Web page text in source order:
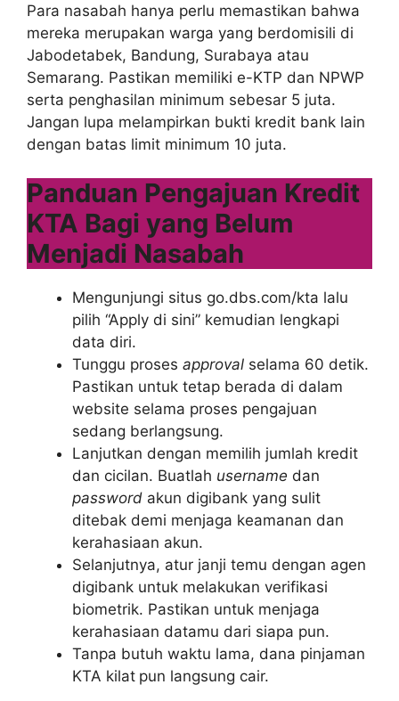
Para nasabah hanya perlu memastikan bahwa
mereka merupakan warga yang berdomisili di
Jabodetabek, Bandung, Surabaya atau
Semarang. Pastikan memiliki e-KTP dan NPWP
serta penghasilan minimum sebesar 5 juta.
Jangan lupa melampirkan bukti kredit bank lain
dengan batas limit minimum 10 juta.
Panduan Pengajuan Kredit
KTA Bagi yang Belum
Menjadi Nasabah
Mengunjungi situs go.dbs.com/kta lalu
pilih “Apply di sini” kemudian lengkapi
data diri.
Tunggu proses approval selama 60 detik.
Pastikan untuk tetap berada di dalam
website selama proses pengajuan
sedang berlangsung.
Lanjutkan dengan memilih jumlah kredit
dan cicilan. Buatlah username dan
password akun digibank yang sulit
ditebak demi menjaga keamanan dan
kerahasiaan akun.
Selanjutnya, atur janji temu dengan agen
digibank untuk melakukan verifikasi
biometrik. Pastikan untuk menjaga
kerahasiaan datamu dari siapa pun.
Tanpa butuh waktu lama, dana pinjaman
KTA kilat pun langsung cair.